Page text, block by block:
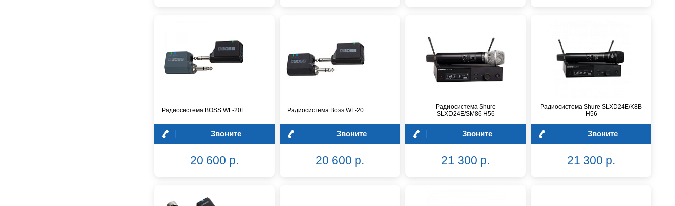
Радиосистема BOSS WL-20L
Звоните
20 600 р.
Радиосистема Boss WL-20
Звоните
20 600 р.
Радиосистема Shure
SLXD24E/SM86 H56
Звоните
21 300 р.
Радиосистема Shure SLXD24E/K8B
H56
Звоните
21 300 р.